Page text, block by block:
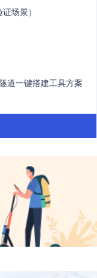
场景）
道一键搭建工具方案